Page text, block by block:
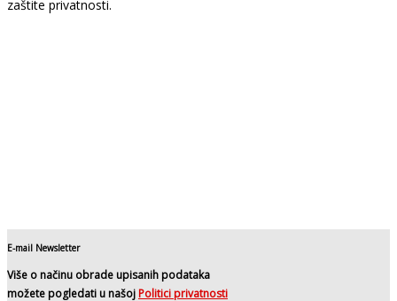
zaštite privatnosti.
E-mail Newsletter
Više o načinu obrade upisanih podataka
možete pogledati u našoj Politici privatnosti